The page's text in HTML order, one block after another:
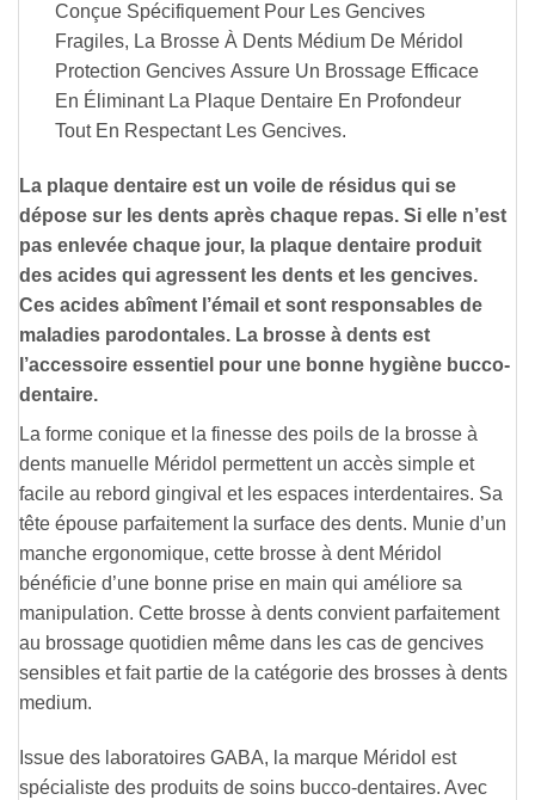
Conçue Spécifiquement Pour Les Gencives
Fragiles, La Brosse À Dents Médium De Méridol
Protection Gencives Assure Un Brossage Efficace
En Éliminant La Plaque Dentaire En Profondeur
Tout En Respectant Les Gencives.
La plaque dentaire est un voile de résidus qui se
dépose sur les dents après chaque repas. Si elle n’est
pas enlevée chaque jour, la plaque dentaire produit
des acides qui agressent les dents et les gencives.
Ces acides abîment l’émail et sont responsables de
maladies parodontales. La brosse à dents est
l’accessoire essentiel pour une bonne hygiène bucco-
dentaire.
La forme conique et la finesse des poils de la brosse à
dents manuelle Méridol permettent un accès simple et
facile au rebord gingival et les espaces interdentaires. Sa
tête épouse parfaitement la surface des dents. Munie d’un
manche ergonomique, cette brosse à dent Méridol
bénéficie d’une bonne prise en main qui améliore sa
manipulation. Cette brosse à dents convient parfaitement
au brossage quotidien même dans les cas de gencives
sensibles et fait partie de la catégorie des brosses à dents
medium.
Issue des laboratoires GABA, la marque Méridol est
spécialiste des produits de soins bucco-dentaires. Avec